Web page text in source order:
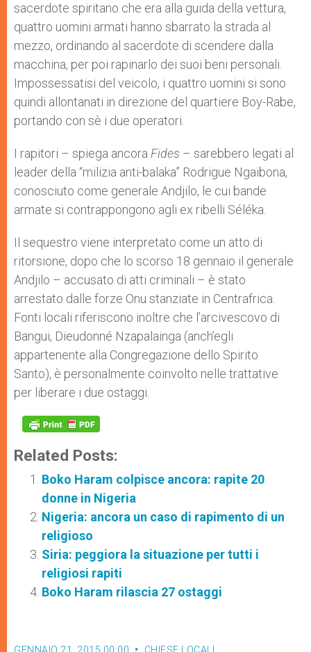
sacerdote spiritano che era alla guida della vettura,
quattro uomini armati hanno sbarrato la strada al
mezzo, ordinando al sacerdote di scendere dalla
macchina, per poi rapinarlo dei suoi beni personali.
Impossessatisi del veicolo, i quattro uomini si sono
quindi allontanati in direzione del quartiere Boy-Rabe,
portando con sè i due operatori.
I rapitori – spiega ancora Fides – sarebbero legati al
leader della “milizia anti-balaka” Rodrigue Ngaibona,
conosciuto come generale Andjilo, le cui bande
armate si contrappongono agli ex ribelli Séléka.
Il sequestro viene interpretato come un atto di
ritorsione, dopo che lo scorso 18 gennaio il generale
Andjilo – accusato di atti criminali – è stato
arrestato dalle forze Onu stanziate in Centrafrica.
Fonti locali riferiscono inoltre che l’arcivescovo di
Bangui, Dieudonné Nzapalainga (anch’egli
appartenente alla Congregazione dello Spirito
Santo), è personalmente coinvolto nelle trattative
per liberare i due ostaggi.
Related Posts:
Boko Haram colpisce ancora: rapite 20
donne in Nigeria
Nigeria: ancora un caso di rapimento di un
religioso
Siria: peggiora la situazione per tutti i
religiosi rapiti
Boko Haram rilascia 27 ostaggi